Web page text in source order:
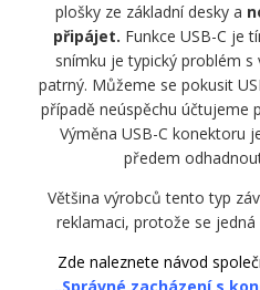
plošky ze základní desky a
připájet. Funkce USB-C je
snímku je typický problém
patrný. Můžeme se pokusit
případě neúspěchu účtujeme
Výměna USB-C konektoru
předem
Většina výrobců tento typ
reklamaci, protože se
Zde naleznete návod